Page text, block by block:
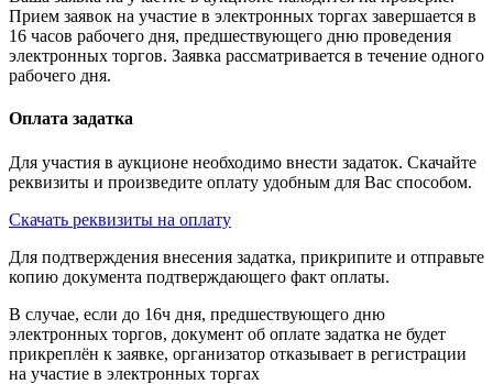
Прием заявок на участие в электронных торгах завершается в
16 часов рабочего дня, предшествующего дню проведения
электронных торгов. Заявка рассматривается в течение одного
рабочего дня.
Оплата задатка
Для участия в аукционе необходимо внести задаток. Скачайте
реквизиты и произведите оплату удобным для Вас способом.
Скачать реквизиты на оплату
Для подтверждения внесения задатка, прикрипите и отправьте
копию документа подтверждающего факт оплаты.
В случае, если до 16ч дня, предшествующего дню
электронных торгов, документ об оплате задатка не будет
прикреплён к заявке, организатор отказывает в регистрации
на участие в электронных торгах